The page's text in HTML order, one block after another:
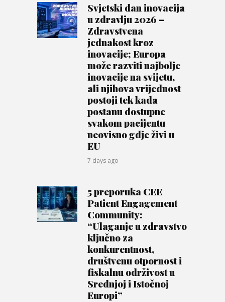
Svjetski dan inovacija
u zdravlju 2026 –
Zdravstvena
jednakost kroz
inovacije; Europa
može razviti najbolje
inovacije na svijetu,
ali njihova vrijednost
postoji tek kada
postanu dostupne
svakom pacijentu
neovisno gdje živi u
EU
7 days ago
5 preporuka CEE
Patient Engagement
Community:
“Ulaganje u zdravstvo
ključno za
konkurentnost,
društvenu otpornost i
fiskalnu održivost u
Srednjoj i Istočnoj
Europi”